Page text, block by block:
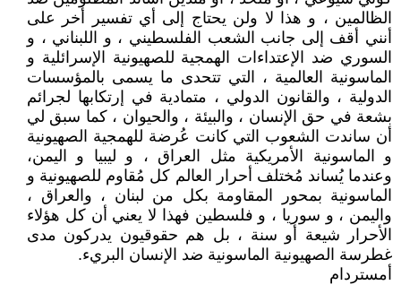
الظالمين ، و هذا لا ولن يحتاج إلى أي تفسير أخر على
أنني أقف إلى جانب الشعب الفلسطيني ، و اللبناني ، و
السوري ضد الإعتداءات الهمجية للصهيونية الإسرائلية و
الماسونية العالمية ، التي تتحدى ما يسمى بالمؤسسات
الدولية ، والقانون الدولي ، متمادية في إرتكابها لجرائم
بشعة في حق الإنسان ، والبيئة ، والحيوان ، كما سبق لي
أن ساندت الشعوب التي كانت عُرضة للهمجية الصهيونية
و الماسونية الأمريكية مثل العراق ، و ليبيا و اليمن،
وعندما يُساند مُختلف أحرار العالم كل مُقاوم للصهيونية و
الماسونية بمحور المقاومة بكل من لبنان ، والعراق ،
واليمن ، و سوريا ، و فلسطين فهذا لا يعني أن كل هؤلاء
الأحرار شيعة أو سنة ، بل هم حقوقيون يدركون مدى
غطرسة الصهيونية الماسونية ضد الإنسان البريء.
أمستردام